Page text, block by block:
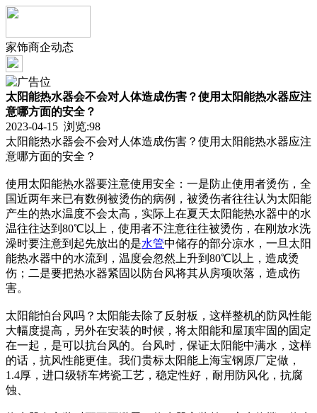
家饰商企动态
太阳能热水器会不会对人体造成伤害？使用太阳能热水器应注
意哪方面的安全？
2023-04-15 浏览:98
太阳能热水器会不会对人体造成伤害？使用太阳能热水器应注
意哪方面的安全？
使用太阳能热水器要注意使用安全：一是防止使用者烫伤，全
国近两年来已有数例被烫伤的病例，被烫伤者往往认为太阳能
产生的热水温度不会太高，实际上在夏天太阳能热水器中的水
温往往达到80℃以上，使用者不注意往往被烫伤，在刚放水洗
澡时要注意到起先放出的是水管中储存的部分凉水，一旦太阳
能热水器中的水流到，温度会忽然上升到80℃以上，造成烫
伤；二是要把热水器紧固以防台风将其从房项吹落，造成伤
害。
太阳能怕台风吗？太阳能去除了反射板，这样整机的防风性能
大幅度提高，另外在安装的时候，将太阳能和屋顶牢固的固定
在一起，是可以抗台风的。台风时，保证太阳能中满水，这样
的话，抗风性能更佳。我们贵标太阳能上海宝钢原厂定做，
1.4厚，进口级轿车烤瓷工艺，稳定性好，耐用防风化，抗腐
蚀、